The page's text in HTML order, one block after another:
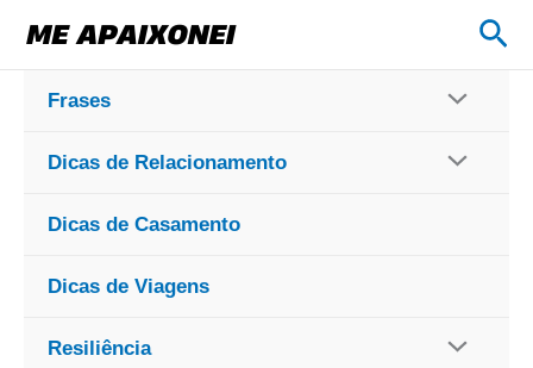
para
conteúdo
Frases
Dicas de Relacionamento
Dicas de Casamento
Dicas de Viagens
Resiliência